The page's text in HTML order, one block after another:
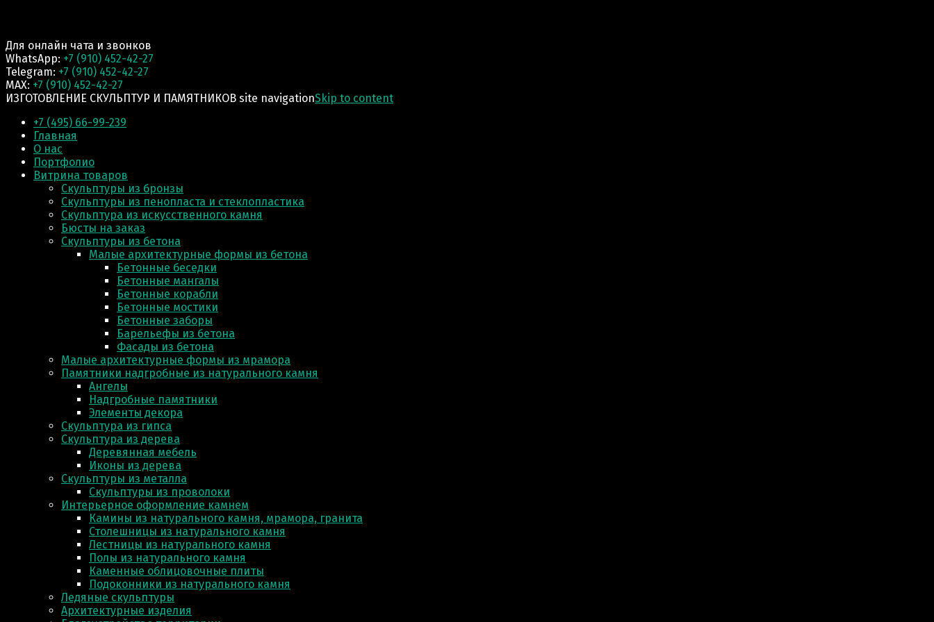
Для онлайн чата и звонков
WhatsApp: +7 (910) 452-42-27
Telegram: +7 (910) 452-42-27
MAX: +7 (910) 452-42-27
ИЗГОТОВЛЕНИЕ СКУЛЬПТУР И ПАМЯТНИКОВ site navigationSkip to content
+7 (495) 66-99-239
Главная
О нас
Портфолио
Витрина товаров
Скульптуры из бронзы
Скульптуры из пенопласта и стеклопластика
Скульптура из искусственного камня
Бюсты на заказ
Скульптуры из бетона
Малые архитектурные формы из бетона
Бетонные беседки
Бетонные мангалы
Бетонные корабли
Бетонные мостики
Бетонные заборы
Барельефы из бетона
Фасады из бетона
Малые архитектурные формы из мрамора
Памятники надгробные из натурального камня
Ангелы
Надгробные памятники
Элементы декора
Скульптура из гипса
Скульптура из деревa
Деревянная мебель
Иконы из дерева
Скульптуры из металла
Скульптуры из проволоки
Интерьерное оформление камнем
Камины из натурального камня, мрамора, гранита
Столешницы из натурального камня
Лестницы из натурального камня
Полы из натурального камня
Каменные облицовочные плиты
Подоконники из натурального камня
Ледяные скульптуры
Архитектурные изделия